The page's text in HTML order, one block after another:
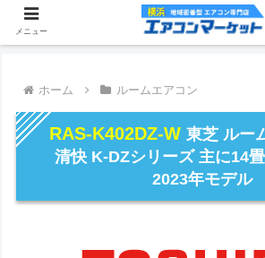
ホーム ルームエアコン
RAS-K402DZ-W 東芝 ルー
清快 K-DZシリーズ 主に14
2023年モデル
メニュー